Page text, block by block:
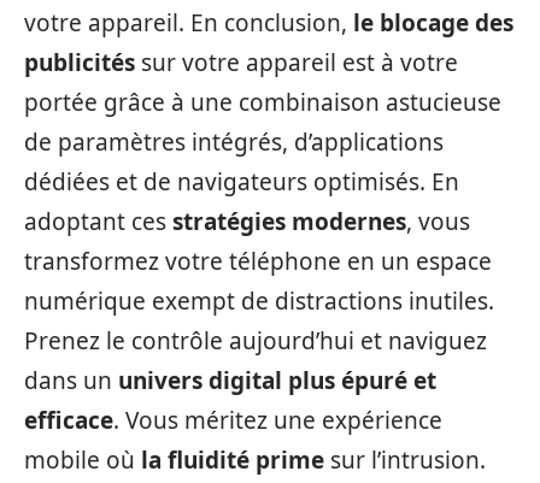
votre appareil. En conclusion, le blocage des
publicités sur votre appareil est à votre
portée grâce à une combinaison astucieuse
de paramètres intégrés, d’applications
dédiées et de navigateurs optimisés. En
adoptant cesstratégies modernes, vous
transformez votre téléphone en un espace
numérique exempt de distractions inutiles.
Prenez le contrôle aujourd’hui et naviguez
dans un univers digital plus épuré et
efficace. Vous méritez une expérience
mobile où la fluidité prime sur l’intrusion.